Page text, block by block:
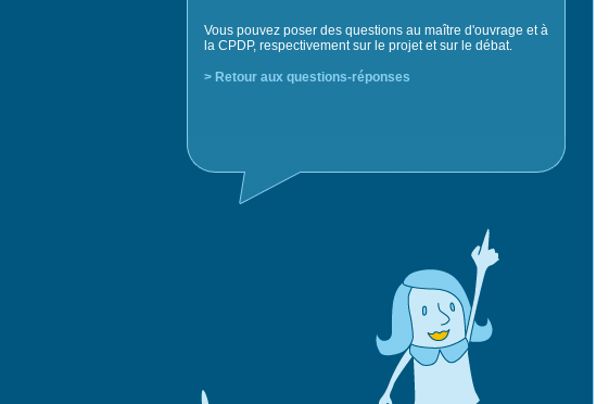
Vous pouvez poser des questions au maître d'ouvrage et à
la CPDP, respectivement sur le projet et sur le débat.
> Retour aux questions-réponses